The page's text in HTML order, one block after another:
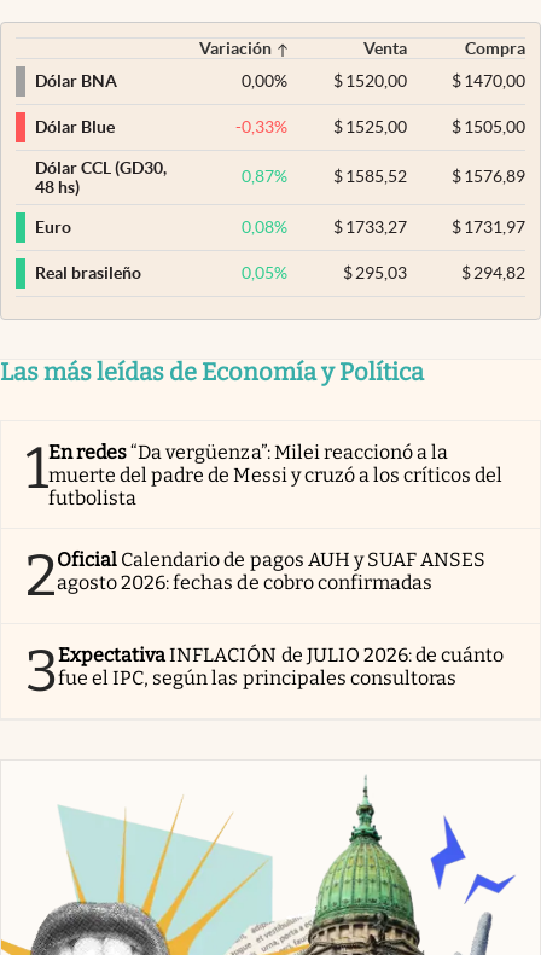
Variación Venta
Compra
Dólar BNA
0,00% $ 1520,00 $1470,00
Dólar Blue -0,33% $ 1525,00 $1505,00
Dólar CCL (GD30,
48 hs)
0,87% $ 1585,52 $1576,89
Euro 0,08% $ 1733,27 $1731,97
Real brasileño 0,05% $ 295,03 $294,82
Las más leídas de Economía y Política
1En redes“Da vergüenza”: Milei reaccionó a la
muerte del padre de Messi y cruzó a los críticos del
futbolista
2Oficial Calendario de pagos AUH y SUAF ANSES
agosto 2026: fechas de cobro confirmadas
3ExpectativaINFLACIÓN de JULIO 2026: de cuánto
fue el IPC, según las principales consultoras